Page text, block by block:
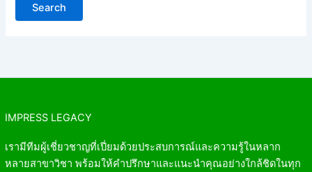
IMPRESS LEGACY
เรามีทีมผู้เชี่ยวชาญที่เปี่ยมด้วยประสบการณ์และความรู้ในหลาก
หลายสาขาวิชา พร้อมให้คำปรึกษาและแนะนำคุณอย่างใกล้ชิดในทุก